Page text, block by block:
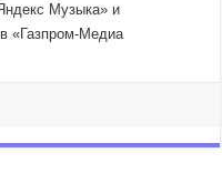
Музыка» и
«Газпром-Медиа